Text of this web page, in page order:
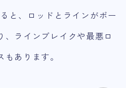
と、ロッドとラインがボー
、ラインブレイクや最悪ロ
あります。